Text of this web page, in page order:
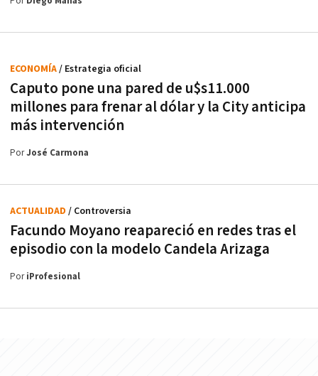
Caputo pone una pared de u$s11.000
millones para frenar al dólar y la City anticipa
más intervención
ECONOMÍA/ Estrategia oficial
PorJosé Carmona
Facundo Moyano reapareció en redes tras el
episodio con la modelo Candela Arizaga
ACTUALIDAD / Controversia
PoriProfesional